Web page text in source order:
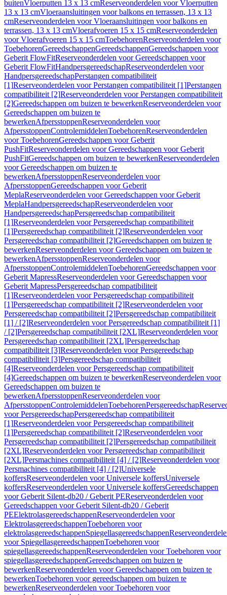
buitenVloerputten 13 x 13 cmReserveonderdelen voor Vloerputten
13 x 13 cmVloeraansluitingen voor balkons en terrassen, 13 x 13
cmReserveonderdelen voor Vloeraansluitingen voor balkons en
terrassen, 13 x 13 cmVloerafvoeren 15 x 15 cmReserveonderdelen
voor Vloerafvoeren 15 x 15 cmToebehorenReserveonderdelen voor
ToebehorenGereedschappenGereedschappenGereedschappen voor
Geberit FlowFitReserveonderdelen voor Gereedschappen voor
Geberit FlowFitHandpersgereedschapReserveonderdelen voor
HandpersgereedschapPerstangen compatibiliteit
[1]Reserveonderdelen voor Perstangen compatibiliteit [1]Perstangen
compatibiliteit [2]Reserveonderdelen voor Perstangen compatibiliteit
[2]Gereedschappen om buizen te bewerkenReserveonderdelen voor
Gereedschappen om buizen te
bewerkenAfpersstoppenReserveonderdelen voor
AfpersstoppenControlemiddelenToebehorenReserveonderdelen
voor ToebehorenGereedschappen voor Geberit
PushFitReserveonderdelen voor Gereedschappen voor Geberit
PushFitGereedschappen om buizen te bewerkenReserveonderdelen
voor Gereedschappen om buizen te
bewerkenAfpersstoppenReserveonderdelen voor
AfpersstoppenGereedschappen voor Geberit
MeplaReserveonderdelen voor Gereedschappen voor Geberit
MeplaHandpersgereedschapReserveonderdelen voor
HandpersgereedschapPersgereedschap compatibiliteit
[1]Reserveonderdelen voor Persgereedschap compatibiliteit
[1]Persgereedschap compatibiliteit [2]Reserveonderdelen voor
Persgereedschap compatibiliteit [2]Gereedschappen om buizen te
bewerkenReserveonderdelen voor Gereedschappen om buizen te
bewerkenAfpersstoppenReserveonderdelen voor
AfpersstoppenControlemiddelenToebehorenGereedschappen voor
Geberit MapressReserveonderdelen voor Gereedschappen voor
Geberit MapressPersgereedschap compatibiliteit
[1]Reserveonderdelen voor Persgereedschap compatibiliteit
[1]Persgereedschap compatibiliteit [2]Reserveonderdelen voor
Persgereedschap compatibiliteit [2]Persgereedschap compatibiliteit
[1] / [2]Reserveonderdelen voor Persgereedschap compatibiliteit [1]
/ [2]Persgereedschap compatibiliteit [2XL]Reserveonderdelen voor
Persgereedschap compatibiliteit [2XL]Persgereedschap
compatibiliteit [3]Reserveonderdelen voor Persgereedschap
compatibiliteit [3]Persgereedschap compatibiliteit
[4]Reserveonderdelen voor Persgereedschap compatibiliteit
[4]Gereedschappen om buizen te bewerkenReserveonderdelen voor
Gereedschappen om buizen te
bewerkenAfpersstoppenReserveonderdelen voor
AfpersstoppenControlemiddelenToebehorenPersgereedschap
voor PersgereedschapPersgereedschap compatibiliteit
[1]Reserveonderdelen voor Persgereedschap compatibiliteit
[1]Persgereedschap compatibiliteit [2]Reserveonderdelen voor
Persgereedschap compatibiliteit [2]Persgereedschap compatibiliteit
[2XL]Reserveonderdelen voor Persgereedschap compatibiliteit
[2XL]Persmachines compatibiliteit [4] / [2]Reserveonderdelen voor
Persmachines compatibiliteit [4] / [2]Universele
koffersReserveonderdelen voor Universele koffersUniversele
koffersReserveonderdelen voor Universele koffersGereedschappen
voor Geberit Silent-db20 / Geberit PEReserveonderdelen voor
Gereedschappen voor Geberit Silent-db20 / Geberit
PEElektrolasgereedschappenReserveonderdelen voor
ElektrolasgereedschappenToebehoren voor
elektrolasgereedschappenSpiegellasgereedschappen
voor SpiegellasgereedschappenToebehoren voor
spiegellasgereedschappenReserveonderdelen voor Toebehoren voor
spiegellasgereedschappenGereedschappen om buizen te
bewerkenReserveonderdelen voor Gereedschappen om buizen te
bewerkenToebehoren voor gereedschappen om buizen te
bewerkenReserveonderdelen voor Toebehoren voor